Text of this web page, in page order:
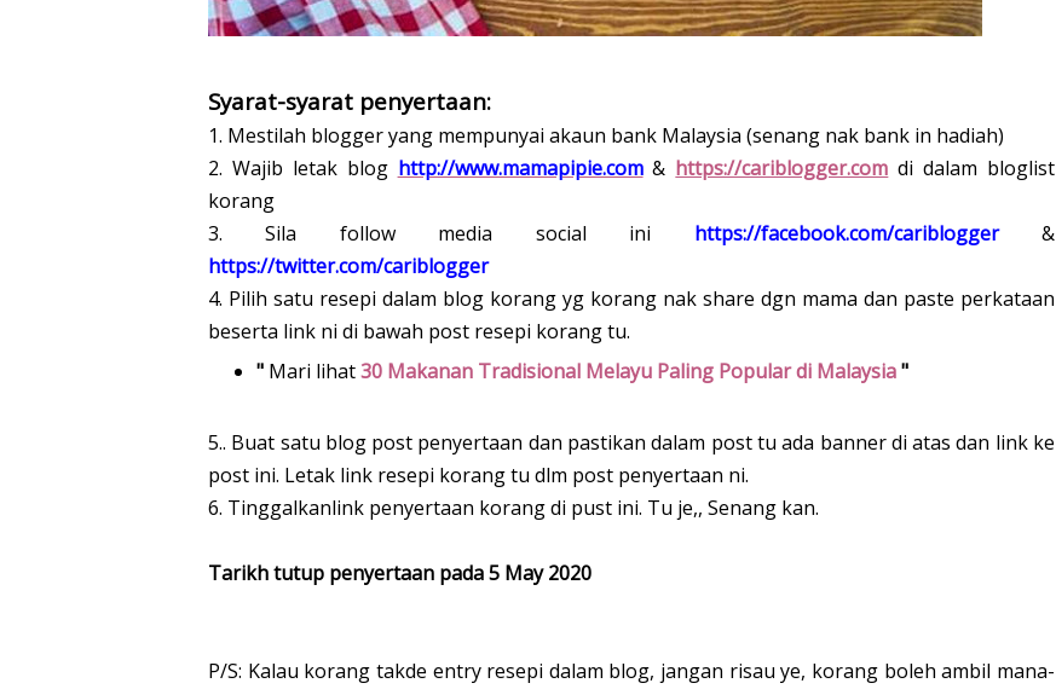
Syarat-syarat penyertaan:
1. Mestilah blogger yang mempunyai akaun bank Malaysia (senang nak bank in hadiah)
2. Wajib letak blog http://www.mamapipie.com& https://cariblogger.com di dalam bloglist
korang
3. Sila follow media social ini https://facebook.com/cariblogger&
https://twitter.com/cariblogger
4. Pilih satu resepi dalam blog korang yg korang nak share dgn mama dan paste perkataan
beserta link ni di bawah post resepi korang tu.
" Mari lihat30 Makanan Tradisional Melayu Paling Popular di Malaysia"
5.. Buat satu blog post penyertaan dan pastikan dalam post tu ada banner di atas dan link ke
post ini. Letak link resepi korang tu dlm post penyertaan ni.
6. Tinggalkanlink penyertaan korang di pust ini. Tu je,, Senang kan.
Tarikh tutup penyertaan pada 5 May 2020
P/S: Kalau korang takde entry resepi dalam blog, jangan risau ye, korang boleh ambil mana-